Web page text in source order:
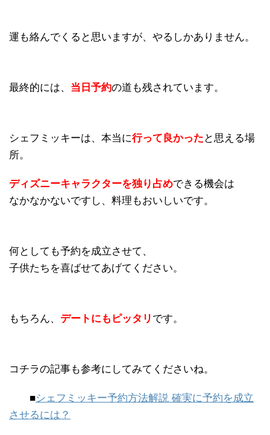
運も絡んでくると思いますが、やるしかありません。
最終的には、 当日予約の道も残されています。
シェフミッキーは、本当に行って良かった と思える場
所。
ディズニーキャラクターを独り占めできる機会は
なかなかないですし、料理もおいしいです。
何としても予約を成立させて、
子供たちを喜ばせてあげてください。
もちろん、 デートにもピッタリ です。
コチラの記事も参考にしてみてくださいね。
■シェフミッキー予約方法解説 確実に予約を成立
させるには？